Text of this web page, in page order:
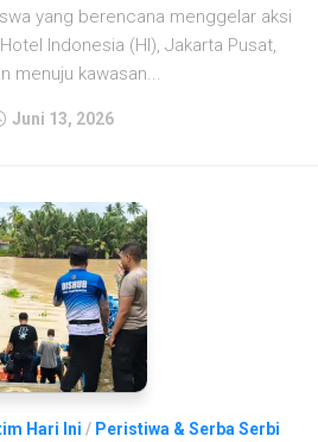
yang berencana menggelar aksi
Indonesia (HI), Jakarta Pusat,
menuju kawasan...
Juni 13, 2026
Hari Ini / Peristiwa & Serba Serbi